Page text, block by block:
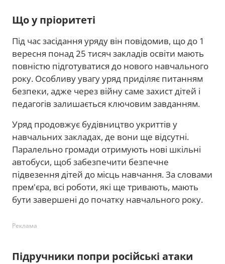
Що у пріоритеті
Під час засідання уряду він повідомив, що до 1
вересня понад 25 тисяч закладів освіти мають
повністю підготуватися до нового навчального
року. Особливу увагу уряд приділяє питанням
безпеки, адже через війну саме захист дітей і
педагогів залишається ключовим завданням.
Уряд продовжує будівництво укриттів у
навчальних закладах, де вони ще відсутні.
Паралельно громади отримують нові шкільні
автобуси, щоб забезпечити безпечне
підвезення дітей до місць навчання. За словами
прем'єра, всі роботи, які ще тривають, мають
бути завершені до початку навчального року.
Реклама
Підручники попри російські атаки